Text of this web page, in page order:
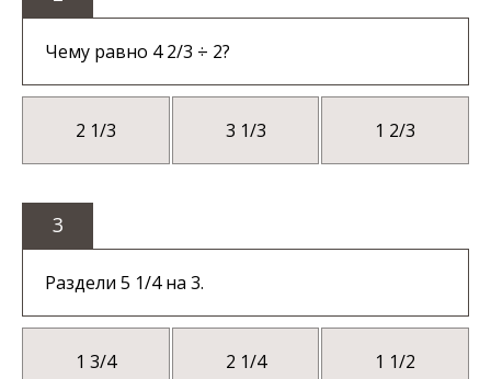
Чему равно 4 2/3 ÷ 2?
2 1/3 3 1/3 1 2/3
3
Раздели 5 1/4 на 3.
1 3/4 2 1/4 1 1/2